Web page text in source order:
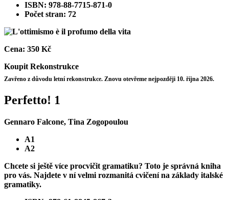
ISBN: 978-88-7715-871-0
Počet stran: 72
Cena: 350 Kč
Koupit Rekonstrukce
Zavřeno z důvodu letní rekonstrukce. Znovu otevřeme nejpozději 10. října 2026.
Perfetto! 1
Gennaro Falcone, Tina Zogopoulou
A1
A2
Chcete si ještě více procvičit gramatiku? Toto je správná kniha
pro vás. Najdete v ní velmi rozmanitá cvičení na základy italské
gramatiky.